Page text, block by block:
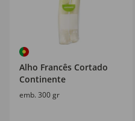
Alho Francês Cortado
Continente
emb. 300 gr